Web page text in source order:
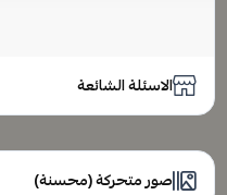
الاسئلة الشائعة
صور متحركة (محسنة)